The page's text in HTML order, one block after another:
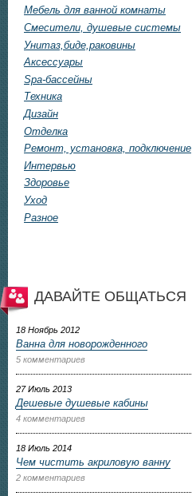
Мебель для ванной комнаты
Смесители, душевые системы
Унитаз,биде,раковины
Аксессуары
Spa-бассейны
Техника
Дизайн
Отделка
Ремонт, установка, подключение
Интервью
Здоровье
Уход
Разное
ДАВАЙТЕ ОБЩАТЬСЯ
18 Ноябрь 2012
Ванна для новорожденного
5 комментариев
27 Июль 2013
Дешевые душевые кабины
4 комментариев
18 Июль 2014
Чем чистить акриловую ванну
2 комментариев